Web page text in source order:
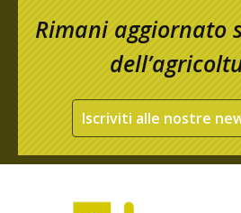
Rimani aggiornato
Iscriviti alle nostre